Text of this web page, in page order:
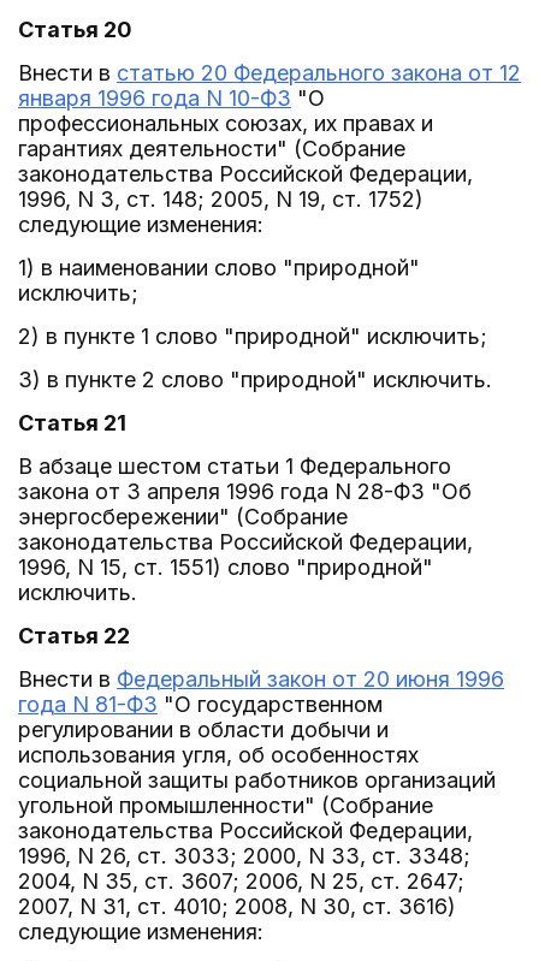
Статья 20
Внести в статью 20 Федерального закона от 12
января 1996 года N 10-ФЗ "О
профессиональных союзах, их правах и
гарантиях деятельности" (Собрание
законодательства Российской Федерации,
1996, N 3, ст. 148; 2005, N 19, ст. 1752)
следующие изменения:
1) в наименовании слово "природной"
исключить;
2) в пункте 1 слово "природной" исключить;
3) в пункте 2 слово "природной" исключить.
Статья 21
В абзаце шестом статьи 1 Федерального
закона от 3 апреля 1996 года N 28-ФЗ "Об
энергосбережении" (Собрание
законодательства Российской Федерации,
1996, N 15, ст. 1551) слово "природной"
исключить.
Статья 22
Внести в Федеральный закон от 20 июня 1996
года N 81-ФЗ "О государственном
регулировании в области добычи и
использования угля, об особенностях
социальной защиты работников организаций
угольной промышленности" (Собрание
законодательства Российской Федерации,
1996, N 26, ст. 3033; 2000, N 33, ст. 3348;
2004, N 35, ст. 3607; 2006, N 25, ст. 2647;
2007, N 31, ст. 4010; 2008, N 30, ст. 3616)
следующие изменения: